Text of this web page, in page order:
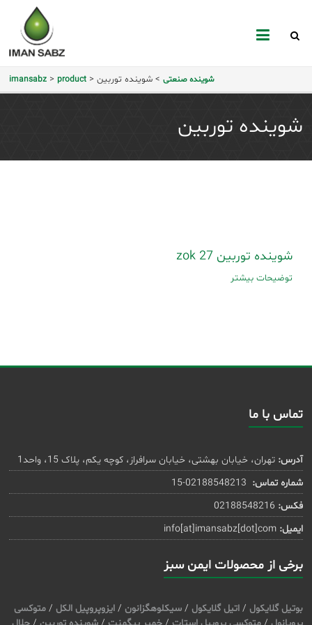
imansabz > product > شوینده صنعتی> شوینده توربین
شوینده توربین
شوینده توربین zok 27
توضیحات بیشتر
تماس با ما
آدرس: تهران، خیابان بهشتی، خیابان سرافراز، کوچه یکم، پلاک 15، واحد1
شماره تماس:
فکس:
ایمیل:info[at]imansabz[dot]com
برخی از محصولات ایمن سبز
بوتیل گلایکول /اتیل گلایکول /سیکلوهگزانون /ایزوپروپیل الکل /متوکسی